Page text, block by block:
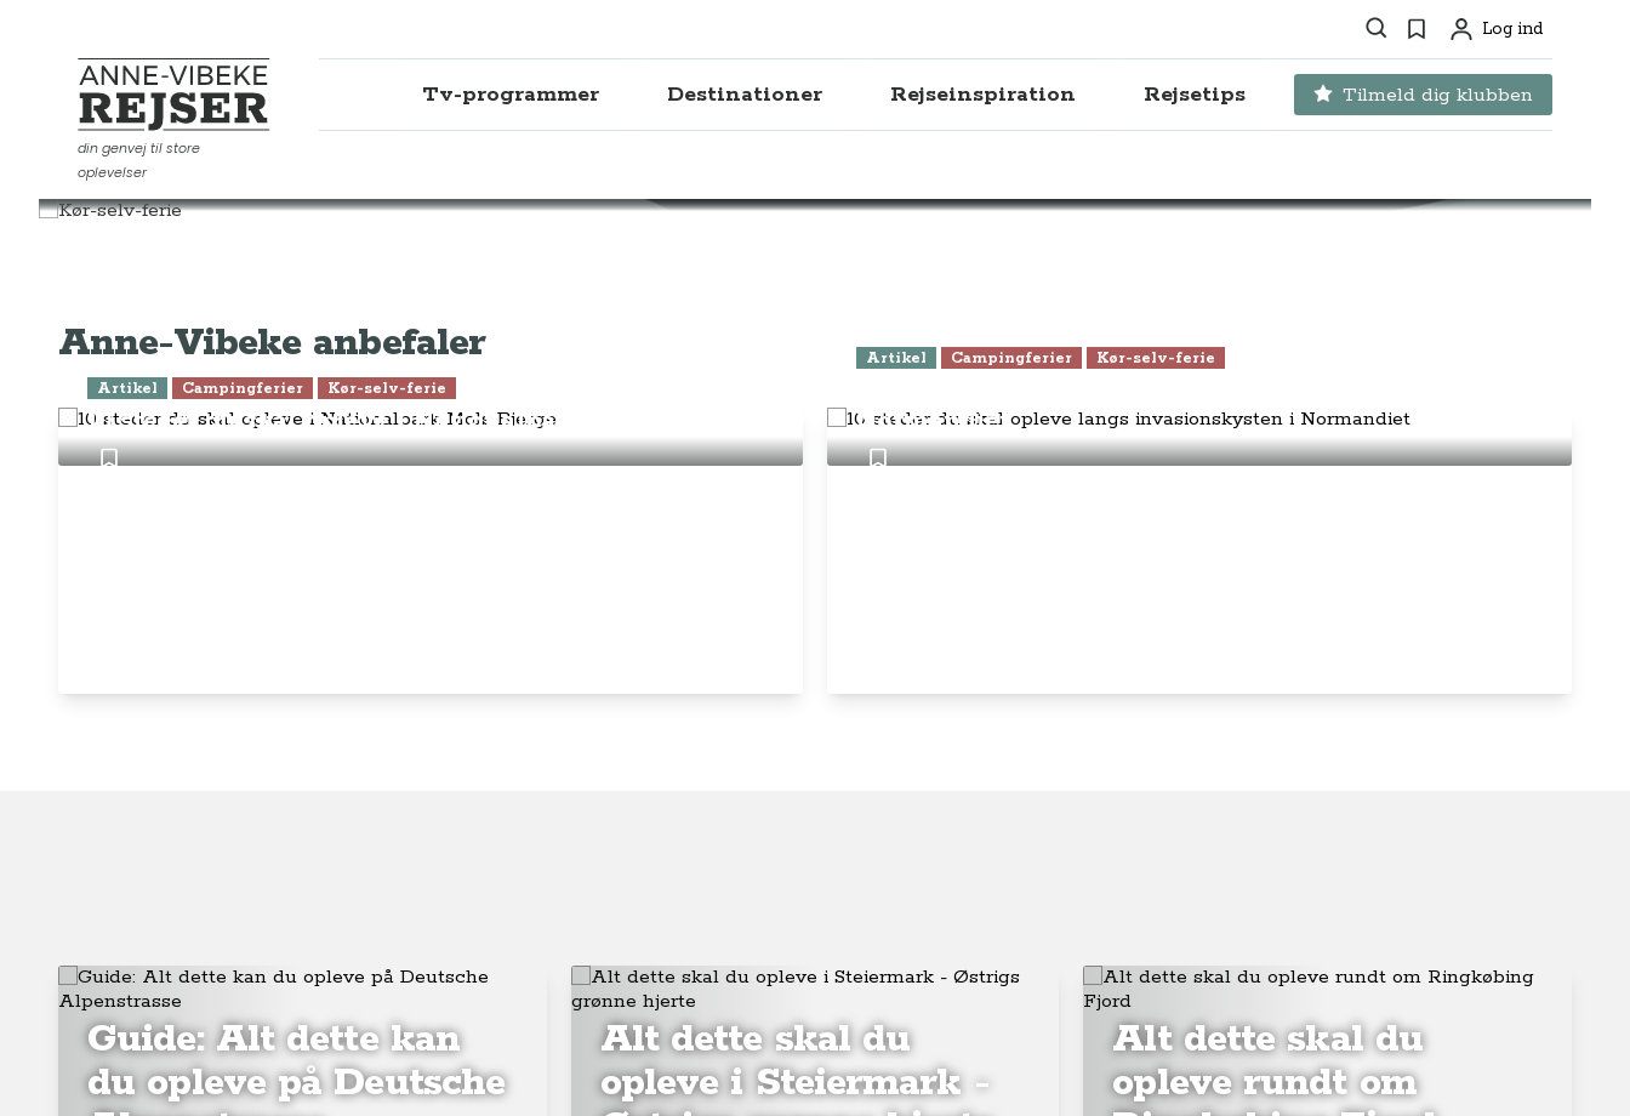
Søg Favoritter
ProfilLog ind
Anne-Vibeke Rejser
din genvej til store
oplevelser
Tv-programmer Destinationer Rejseinspiration Rejsetips Tilmeld dig klubben
Rejseinspiration
Anne-Vibeke anbefaler
Artikel Campingferier Kør-selv-ferie
10 steder du skal opleve i Nationalpark Mols Bjerge
Artikel Campingferier Kør-selv-ferie
Normandiet
Guide: Alt dette kan
du opleve på Deutsche
Alt dette skal du
opleve i Steiermark -
Alt dette skal du
opleve rundt om